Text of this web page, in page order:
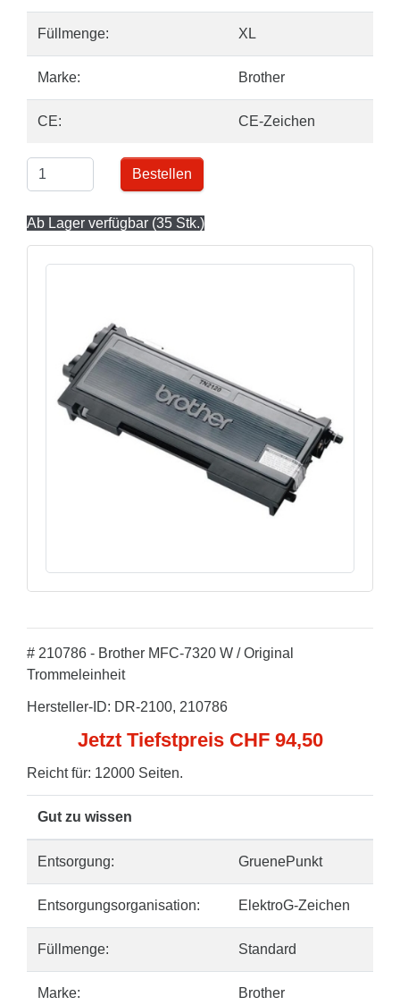
Füllmenge: XL
Marke: Brother
CE: CE-Zeichen
Bestellen
Ab Lager verfügbar (35 Stk.)
# 210786 - Brother MFC-7320 W / Original
Trommeleinheit
Hersteller-ID: DR-2100, 210786
Jetzt Tiefstpreis CHF 94,50
Reicht für: 12000 Seiten.
Gut zu wissen
Entsorgung: GruenePunkt
Entsorgungsorganisation: ElektroG-Zeichen
Füllmenge: Standard
Marke: Brother